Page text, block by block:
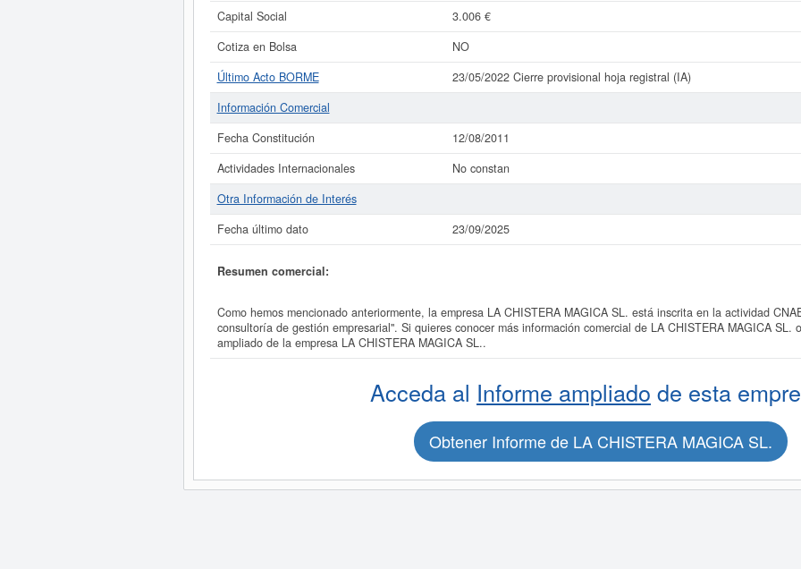
Capital Social
3.006 €
Cotiza en Bolsa
NO
Último Acto BORME
23/05/2022 Cierre provisional hoja registral (IA)
Información Comercial
Fecha Constitución
12/08/2011
Actividades Internacionales
No constan
Otra Información de Interés
Fecha último dato
23/09/2025
Resumen comercial:
Como hemos mencionado anteriormente, la empresa LA CHISTERA MAGICA SL. está inscrita en la actividad
consultoría de gestión empresarial". Si quieres conocer más información comercial de LA CHISTERA MAGICA SL.
ampliado de la empresa LA CHISTERA MAGICA SL..
Acceda al Informe ampliado de esta
Obtener Informe de LA CHISTERA MAGICA SL.